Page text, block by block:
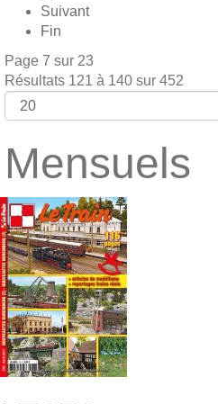
Suivant
Fin
Page 7 sur 23
Résultats 121 à 140 sur 452
Mensuels